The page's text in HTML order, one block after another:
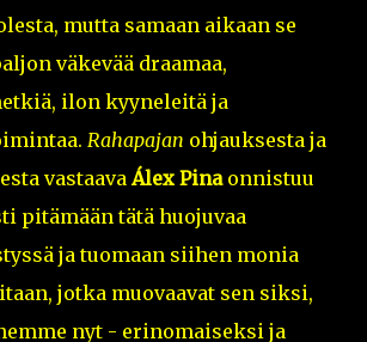
mutta samaan aikaan se
väkevää draamaa,
ilon kyyneleitä ja
Rahapajan ohjauksesta ja
vastaava Álex Pina onnistuu
pitämään tätä huojuvaa
ja tuomaan siihen monia
jotka muovaavat sen siksi,
nyt - erinomaiseksi ja